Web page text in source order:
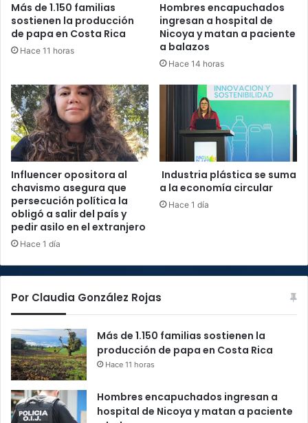
Más de 1.150 familias
sostienen la producción
de papa en Costa Rica
Hace 11 horas
Hombres encapuchados
ingresan a hospital de
Nicoya y matan a paciente
a balazos
Hace 14 horas
Influencer opositora al
chavismo asegura que
persecución política la
obligó a salir del país y
pedir asilo en el extranjero
Hace 1 día
Industria plástica se suma
a la economía circular
Hace 1 día
Por Claudia González Rojas
Más de 1.150 familias sostienen la
producción de papa en Costa Rica
Hace 11 horas
Hombres encapuchados ingresan a
hospital de Nicoya y matan a paciente